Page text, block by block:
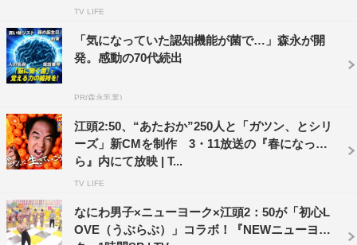
出演アスリートを探すのが大変（寺田）
－－今回の新シリーズ
ックを目指すという趣旨
で、豪華なアスリートが
ました。オリンピックと
言えば、北京オリンピッ
TV LIFE
「気になっていた認知機能が菌で…」森永が開
発。感動の70代続出
PR(森永乳業)
江頭2:50、“あたおか”250人と「ガツン、とシリ
ーズ」新CMを制作 3・11放送の『春になった
ら』内にて放映 | T...
TV LIFE
なにわ男子×ニューヨーク×江頭2：50が「初心L
OVE（うぶらぶ）」コラボ！『NEWニューヨー